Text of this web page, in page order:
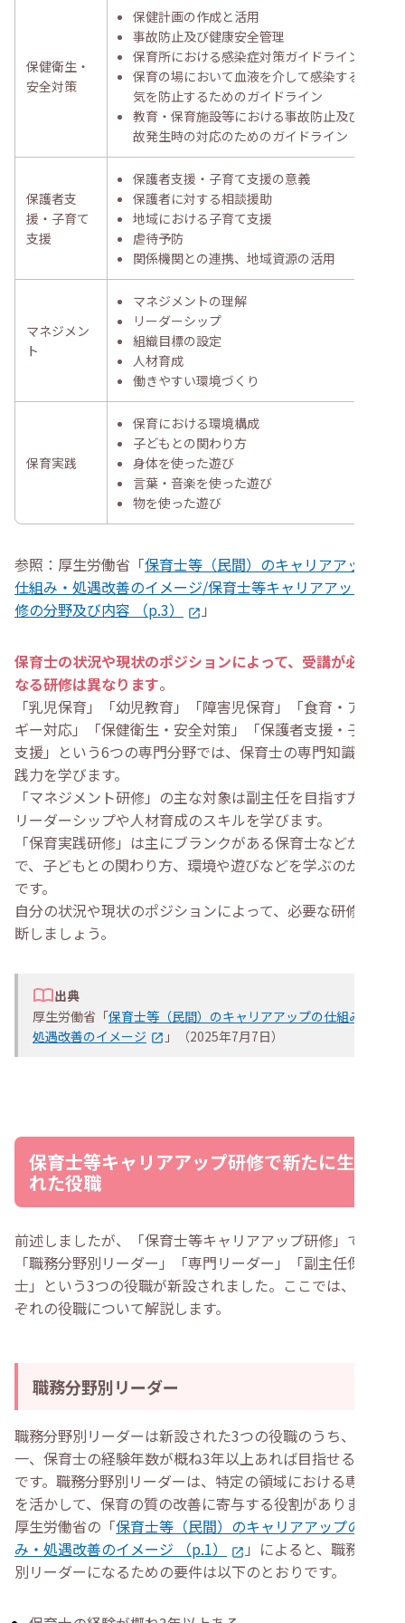
保健衛生・
安全対策
保健計画の作成と活用
事故防止及び健康安全管理
保育所における感染症対策ガイドライン
保育の場において血液を介して感染する病
気を防止するためのガイドライン
教育・保育施設等における事故防止及び事
故発生時の対応のためのガイドライン
保護者支
援・子育て
支援
保護者支援・子育て支援の意義
保護者に対する相談援助
地域における子育て支援
虐待予防
関係機関との連携、地域資源の活用
マネジメン
ト
マネジメントの理解
リーダーシップ
組織目標の設定
人材育成
働きやすい環境づくり
保育実践
保育における環境構成
子どもとの関わり方
身体を使った遊び
言葉・音楽を使った遊び
物を使った遊び
参照：厚生労働省「保育士等（民間）のキャリアアップの
仕組み・処遇改善のイメージ/保育士等キャリアアップ研
修の分野及び内容 （p.3）
」
保育士の状況や現状のポジションによって、受講が必要と
なる研修は異なります。
「乳児保育」「幼児教育」「障害児保育」「食育・アレル
ギー対応」「保健衛生・安全対策」「保護者支援・子育て
支援」という6つの専門分野では、保育士の専門知識と実
践力を学びます。
「マネジメント研修」の主な対象は副主任を目指す方で、
リーダーシップや人材育成のスキルを学びます。
「保育実践研修」は主にブランクがある保育士などが対象
で、子どもとの関わり方、環境や遊びなどを学ぶのが目的
です。
自分の状況や現状のポジションによって、必要な研修を判
断しましょう。
出典
厚生労働省「保育士等（民間）のキャリアアップの仕組み・
処遇改善のイメージ
」（2025年7月7日）
保育士等キャリアアップ研修で新たに生ま
れた役職
前述しましたが、「保育士等キャリアアップ研修」では、
「職務分野別リーダー」「専門リーダー」「副主任保育
士」という3つの役職が新設されました。ここでは、それ
ぞれの役職について解説します。
職務分野別リーダー
職務分野別リーダーは新設された3つの役職のうち、唯
一、保育士の経験年数が概ね3年以上あれば目指せる役職
です。職務分野別リーダーは、特定の領域における専門性
を活かして、保育の質の改善に寄与する役割があります。
厚生労働省の「保育士等（民間）のキャリアアップの仕組
み・処遇改善のイメージ （p.1）
」によると、職務分野
別リーダーになるための要件は以下のとおりです。